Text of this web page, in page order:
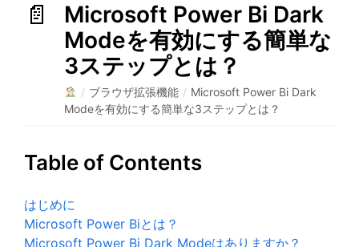
Microsoft Power Bi Dark
Modeを有効にする簡単な
3ステップとは？
/ ブラウザ拡張機能 / Microsoft Power Bi Dark
Modeを有効にする簡単な3ステップとは？
Table of Contents
はじめに
Microsoft Power Biとは？
Microsoft Power Bi Dark Modeはありますか？